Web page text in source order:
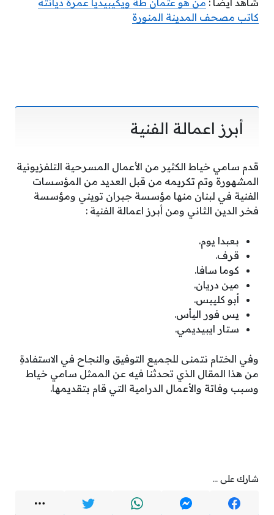
شاهد أيضا : من هو عثمان طة ويكيبيديا عمرة ديانته
كاتب مصحف المدينة المنورة
أبرز اعمالة الفنية
قدم سامي خياط الكثير من الأعمال المسرحية التلفزيونية
المشهورة وتم تكريمه من قبل العديد من المؤسسات
الفنية في لبنان منها مؤسسة جبران تويني ومؤسسة
فخر الدين الثاني ومن أبرز اعمالة الفنية :
بعبدا يوم.
قرف.
كوما سافا.
مين دريان.
أبو كليبس.
يس فور اليأس.
ستار ايبيديمي.
وفي الختام نتمنى للجميع التوفيق والنجاح في الاستفادةِ
من هذا المقال الذي تحدثنا فيه عن الممثل سامي خياط
وسبب وفاتة والأعمال الدرامية التي قام بتقديمها.
شارك على ...